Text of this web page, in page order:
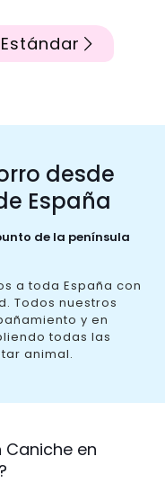
desde
España
de la península
a toda España con
Todos nuestros
y en
todas las
animal.
en